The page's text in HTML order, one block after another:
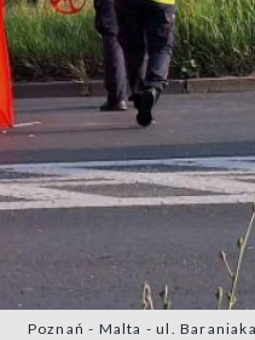
Poznań - Malta - ul.